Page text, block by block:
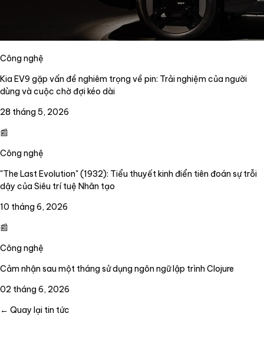
Công nghệ
Kia EV9 gặp vấn đề nghiêm trọng về pin: Trải nghiệm của người
dùng và cuộc chờ đợi kéo dài
28 tháng 5, 2026
📰
Công nghệ
"The Last Evolution" (1932): Tiểu thuyết kinh điển tiên đoán sự trỗi
dậy của Siêu trí tuệ Nhân tạo
10 tháng 6, 2026
📰
Công nghệ
Cảm nhận sau một tháng sử dụng ngôn ngữ lập trình Clojure
02 tháng 6, 2026
← Quay lại tin tức